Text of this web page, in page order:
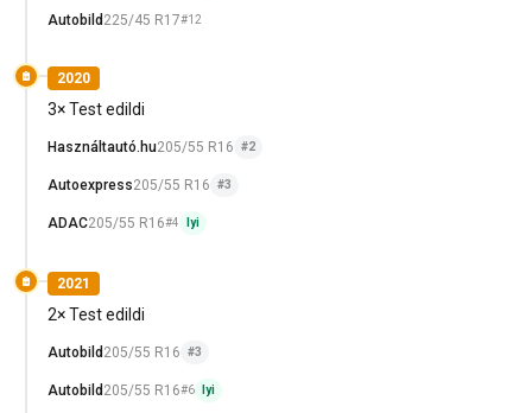
Autobild 225/45 R17#12
2020
3× Test edildi
Használtautó.hu205/55 R16 #2
Autoexpress205/55 R16 #3
ADAC205/55 R16#4 Iyi
2021
2× Test edildi
Autobild 205/55 R16 #3
Autobild 205/55 R16#6 Iyi